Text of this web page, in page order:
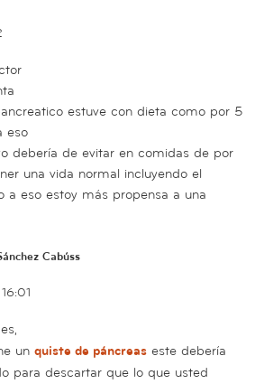
estuve con dieta como por 5
eso
debería de evitar en comidas de por
una vida normal incluyendo el
a eso estoy más propensa a una
Cabúss
un quiste de páncreas este debería
para descartar que lo que usted